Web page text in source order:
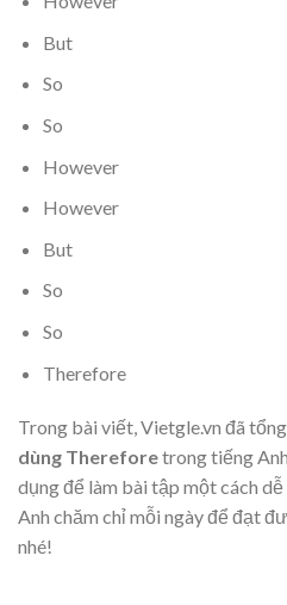
But
So
So
However
However
But
So
So
Therefore
Trong bài viết, Vietgle.vn đã
dùng Thereforetrong tiếng
dụng để làm bài tập một cách
Anh chăm chỉ mỗi ngày để đạt
nhé!